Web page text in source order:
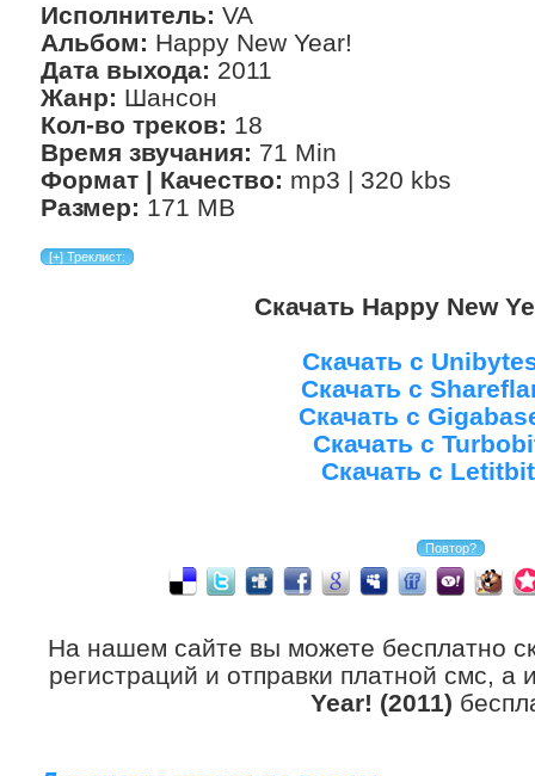
Исполнитель: VA
Альбом: Happy New Year!
Дата выхода: 2011
Жанр: Шансон
Кол-во треков: 18
Время звучания: 71 Min
Формат | Качество: mp3 | 320 kbs
Размер: 171 MB
Скачать Happy New
Скачать с
Скачать с
Скачать с
Скачать с
Скачать с
На нашем сайте вы можете бесплатно
регистраций и отправки платной смс, а
Year! (2011)